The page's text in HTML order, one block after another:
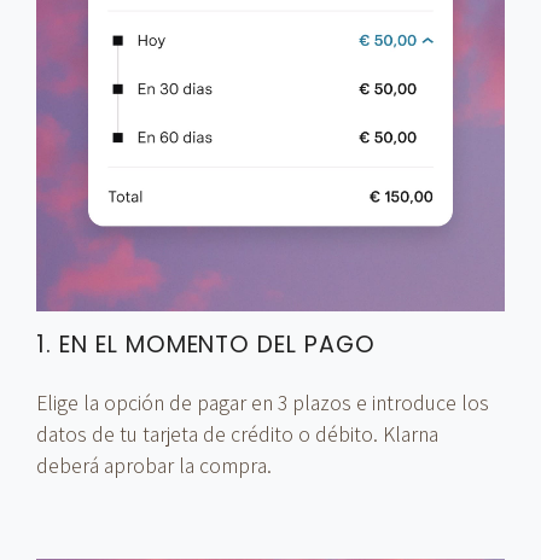
1. EN EL MOMENTO DEL PAGO
Elige la opción de pagar en 3 plazos e introduce los
datos de tu tarjeta de crédito o débito. Klarna
deberá aprobar la compra.